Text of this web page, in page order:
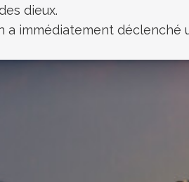
dieux.
immédiatement déclenché